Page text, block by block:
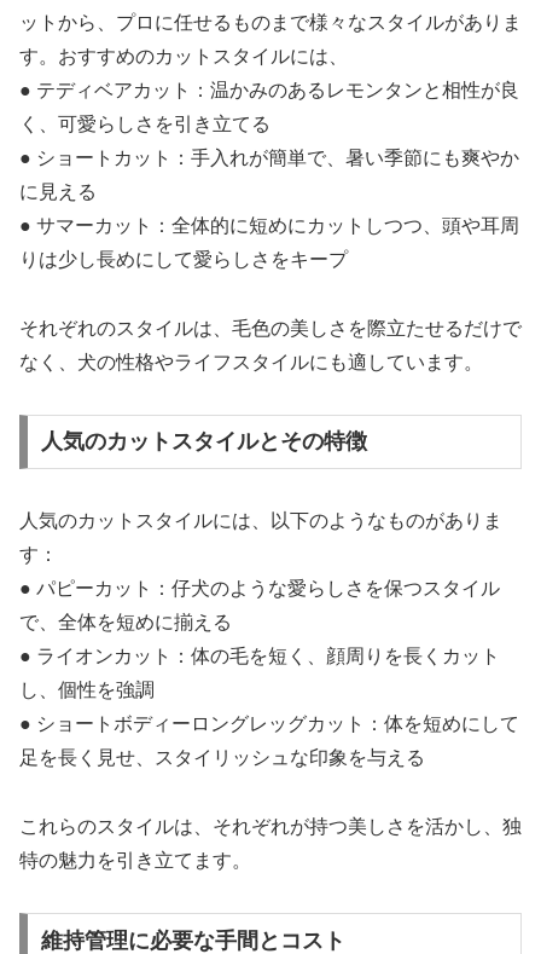
ットから、プロに任せるものまで様々なスタイルがありま
す。おすすめのカットスタイルには、
● テディベアカット：温かみのあるレモンタンと相性が良
く、可愛らしさを引き立てる
● ショートカット：手入れが簡単で、暑い季節にも爽やか
に見える
● サマーカット：全体的に短めにカットしつつ、頭や耳周
りは少し長めにして愛らしさをキープ
それぞれのスタイルは、毛色の美しさを際立たせるだけで
なく、犬の性格やライフスタイルにも適しています。
人気のカットスタイルとその特徴
人気のカットスタイルには、以下のようなものがありま
す：
● パピーカット：仔犬のような愛らしさを保つスタイル
で、全体を短めに揃える
● ライオンカット：体の毛を短く、顔周りを長くカット
し、個性を強調
● ショートボディーロングレッグカット：体を短めにして
足を長く見せ、スタイリッシュな印象を与える
これらのスタイルは、それぞれが持つ美しさを活かし、独
特の魅力を引き立てます。
維持管理に必要な手間とコスト